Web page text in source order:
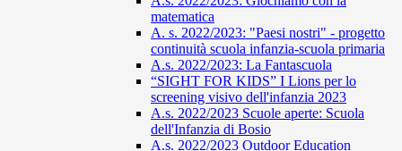
matematica
A. s. 2022/2023: "Paesi nostri" - progetto
continuità scuola infanzia-scuola primaria
A.s. 2022/2023: La Fantascuola
“SIGHT FOR KIDS” I Lions per lo
screening visivo dell'infanzia 2023
A.s. 2022/2023 Scuole aperte: Scuola
dell'Infanzia di Bosio
A.s. 2022/2023 Outdoor Education